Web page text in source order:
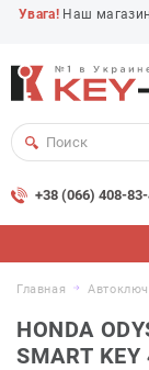
Увага! Наш
+38 (066) 408-
Главная
HONDA
SMART